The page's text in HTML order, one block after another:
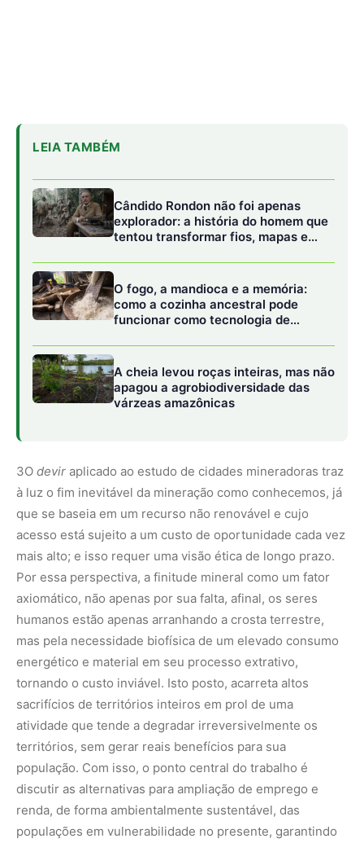
LEIA TAMBÉM
Cândido Rondon não foi apenas
explorador: a história do homem que
tentou transformar fios, mapas e
O fogo, a mandioca e a memória:
como a cozinha ancestral pode
funcionar como tecnologia de
A cheia levou roças inteiras, mas não
apagou a agrobiodiversidade das
várzeas amazônicas
3O devir aplicado ao estudo de cidades mineradoras traz
à luz o fim inevitável da mineração como conhecemos, já
que se baseia em um recurso não renovável e cujo
acesso está sujeito a um custo de oportunidade cada vez
mais alto; e isso requer uma visão ética de longo prazo.
Por essa perspectiva, a finitude mineral como um fator
axiomático, não apenas por sua falta, afinal, os seres
humanos estão apenas arranhando a crosta terrestre,
mas pela necessidade biofísica de um elevado consumo
energético e material em seu processo extrativo,
tornando o custo inviável. Isto posto, acarreta altos
sacrifícios de territórios inteiros em prol de uma
atividade que tende a degradar irreversivelmente os
territórios, sem gerar reais benefícios para sua
população. Com isso, o ponto central do trabalho é
discutir as alternativas para ampliação de emprego e
renda, de forma ambientalmente sustentável, das
populações em vulnerabilidade no presente, garantindo